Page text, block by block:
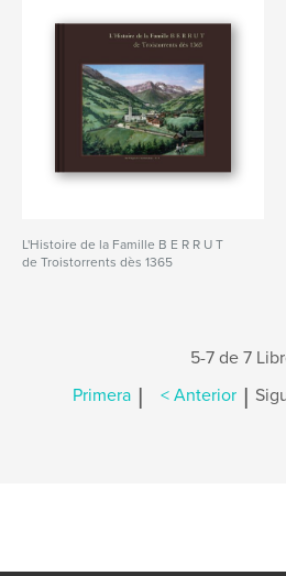
L'Histoire de la Famille B E R R U T
de Troistorrents dès 1365
5-7 de 7
Primera | < Anterior |